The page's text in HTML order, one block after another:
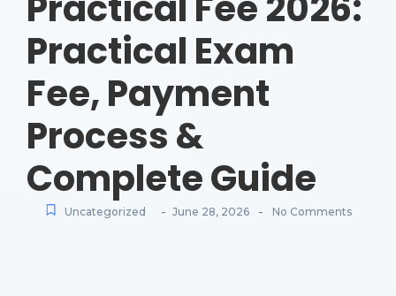
Practical Exam
Fee, Payment
Process &
Complete Guide
Uncategorized - June 28, 2026 - No Comments